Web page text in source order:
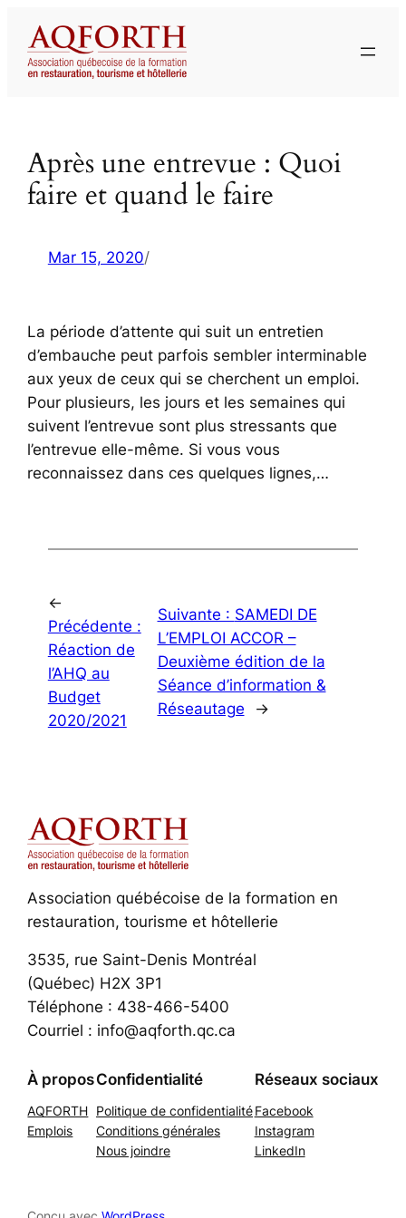
contenu
Après une entrevue : Quoi
faire et quand le faire
Mar 15, 2020/
La période d’attente qui suit un entretien
d’embauche peut parfois sembler interminable
aux yeux de ceux qui se cherchent un emploi.
Pour plusieurs, les jours et les semaines qui
suivent l’entrevue sont plus stressants que
l’entrevue elle-même. Si vous vous
reconnaissez dans ces quelques lignes,…
←
Précédente :
Réaction de
l’AHQ au
Budget
2020/2021
Suivante : SAMEDI DE
L’EMPLOI ACCOR –
Deuxième édition de la
Séance d’information &
Réseautage
→
Association québécoise de la formation en
restauration, tourisme et hôtellerie
3535, rue Saint-Denis Montréal
(Québec) H2X 3P1
Téléphone : 438-466-5400
Courriel : info@aqforth.qc.ca
À propos
AQFORTH
Emplois
Confidentialité
Politique de confidentialité
Conditions générales
Nous joindre
Réseaux sociaux
Facebook
Instagram
LinkedIn